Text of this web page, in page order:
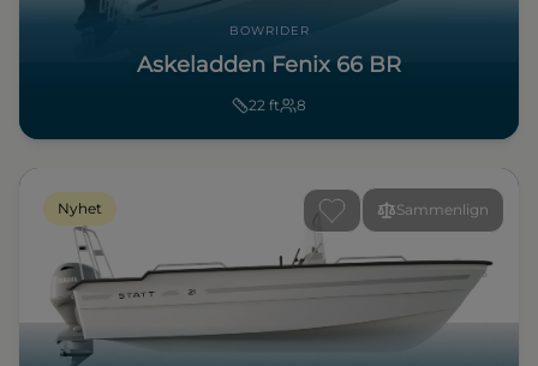
BOWRIDER
Askeladden Fenix 66 BR
22 ft 8
Sammenlign
Nyhet